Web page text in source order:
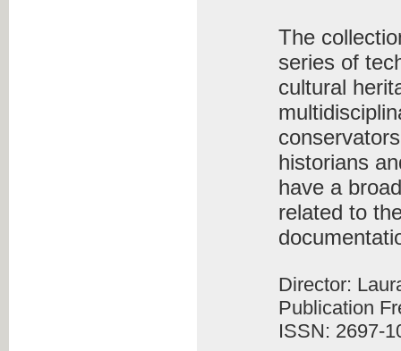
The
series of
cultural
historians
have a
related to
Director:
Publication
ISSN: 2697-